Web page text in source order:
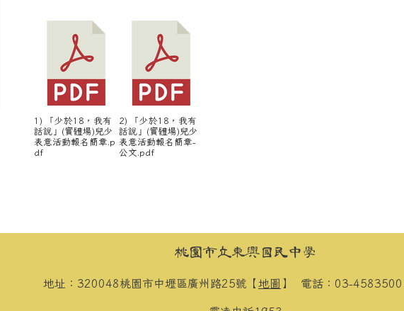
1) 「少於18，我有
話說」(實體場)兒少
表意活動報名簡章.p
df
2) 「少於18，我有
話說」(實體場)兒少
表意活動報名簡章-
公文.pdf
桃園市立東興國民中學
地址：320048桃園市中壢區廣州路25號【 地圖 】 電話：03-4583500